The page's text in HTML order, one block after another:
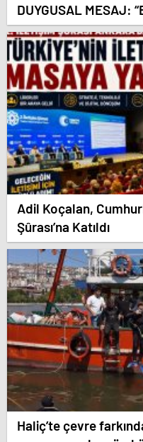
DUYGUSAL MESAJ:
EVİM”
Adil Koçalan,
Şûrası’na Katıldı
Haliç’te çevre